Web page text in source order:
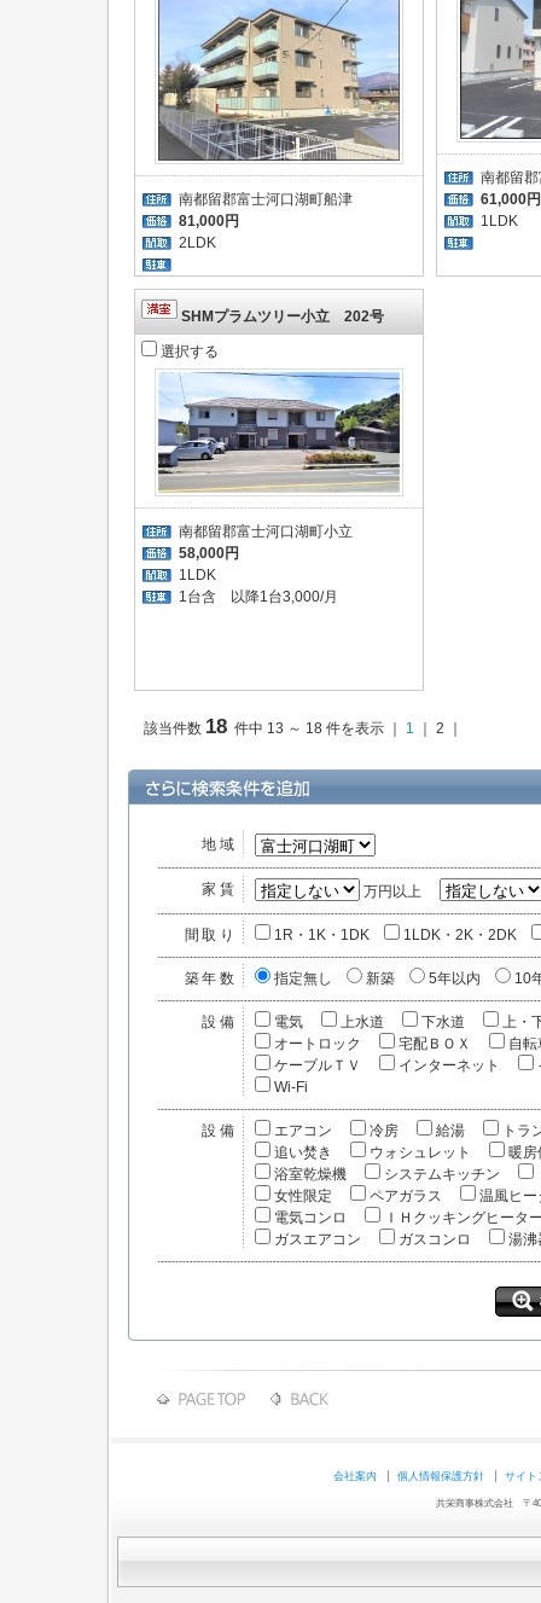
南都留郡富士河口湖町船津
81,000円
2LDK
南都留
61,000円
1LDK
SHMプラムツリー小立 202号
選択する
南都留郡富士河口湖町小立
58,000円
1LDK
1台含 以降1台3,000/月
該当件数 18 件中 13 ～ 18 件を表示 ｜ 1 ｜ 2 ｜
地域
家賃 万円以上
間取り 1R・1K・1DK 1LDK・2K・2DK
築年数 指定無し 新築 5年以内 10
設備 電気 上水道 下水道
上・
オートロック
宅配ＢＯＸ
自転
ケーブルＴＶ
インターネット
Wi-Fi
設備 エアコン 冷房 給湯
トラ
追い焚き
ウォシュレット
暖房
浴室乾燥機
システムキッチン
女性限定
ペアガラス
温風ヒー
電気コンロ
ＩＨクッキングヒータ
ガスエアコン
ガスコンロ 湯沸
会社案内 個人情報保護方針 サイト
共栄商事株式会社 〒